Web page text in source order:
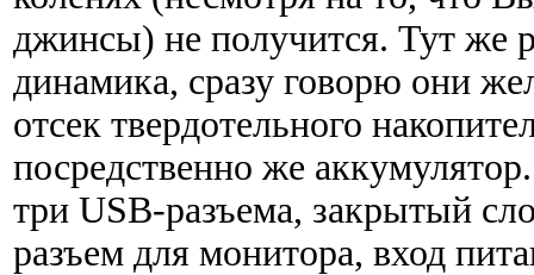
джинсы) не получится. Тут же
динамика, сразу говорю они
отсек твердотельного
посредственно же
три USB-разъема, закрытый
разъем для монитора, вход